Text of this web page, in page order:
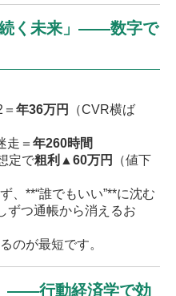
く未来」——数字で
年36万円
（CVR横ば
走＝ 年260時間
定で粗利▲60万円
（値下
、**“誰でもいい”**に沈む
ずつ通帳から消えるお
のが最短です。
——行動経済学で効